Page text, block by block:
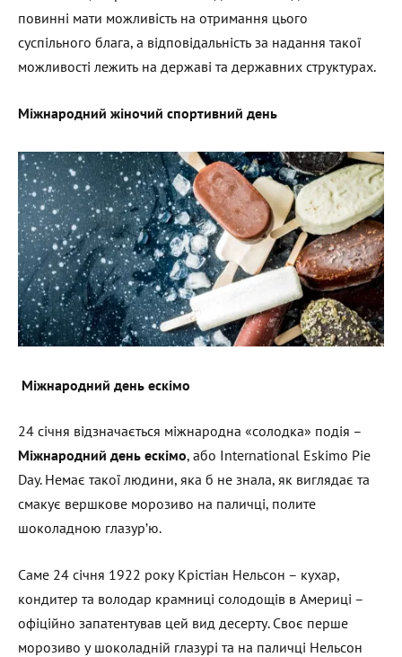
повинні мати можливість на отримання цього
суспільного блага, а відповідальність за надання такої
можливості лежить на державі та державних структурах.
Міжнародний жіночий спортивний день
Міжнародний день ескімо
24 січня відзначається міжнародна «солодка» подія –
Міжнародний день ескімо, або International Eskimo Pie
Day. Немає такої людини, яка б не знала, як виглядає та
смакує вершкове морозиво на паличці, полите
шоколадною глазур’ю.
Саме 24 січня 1922 року Крістіан Нельсон – кухар,
кондитер та володар крамниці солодощів в Америці –
офіційно запатентував цей вид десерту. Своє перше
морозиво у шоколадній глазурі та на паличці Нельсон